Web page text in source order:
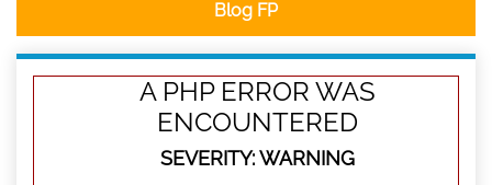
Blog FP
A PHP ERROR WAS
ENCOUNTERED
SEVERITY: WARNING